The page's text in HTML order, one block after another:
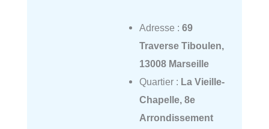
Adresse : 69
Traverse Tiboulen,
13008 Marseille
Quartier : La Vieille-
Chapelle, 8e
Arrondissement